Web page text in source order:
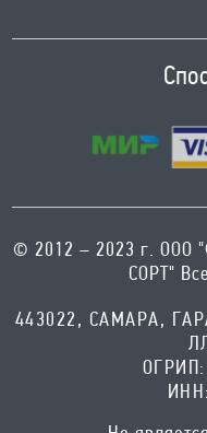
© 2012 – 2023 г. ООО
СОРТ"
443022, САМАРА,
ОГРИП: